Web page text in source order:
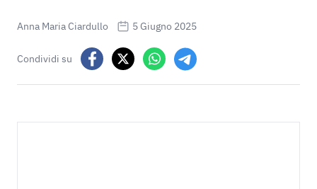
Anna Maria Ciardullo 5 Giugno 2025
Condividi su